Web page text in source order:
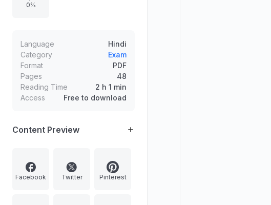
0%
Language
Hindi
Category
Exam
Format
PDF
Pages
48
Reading Time
2 h 1 min
Access
Free to download
Content Preview
Facebook Twitter Pinterest